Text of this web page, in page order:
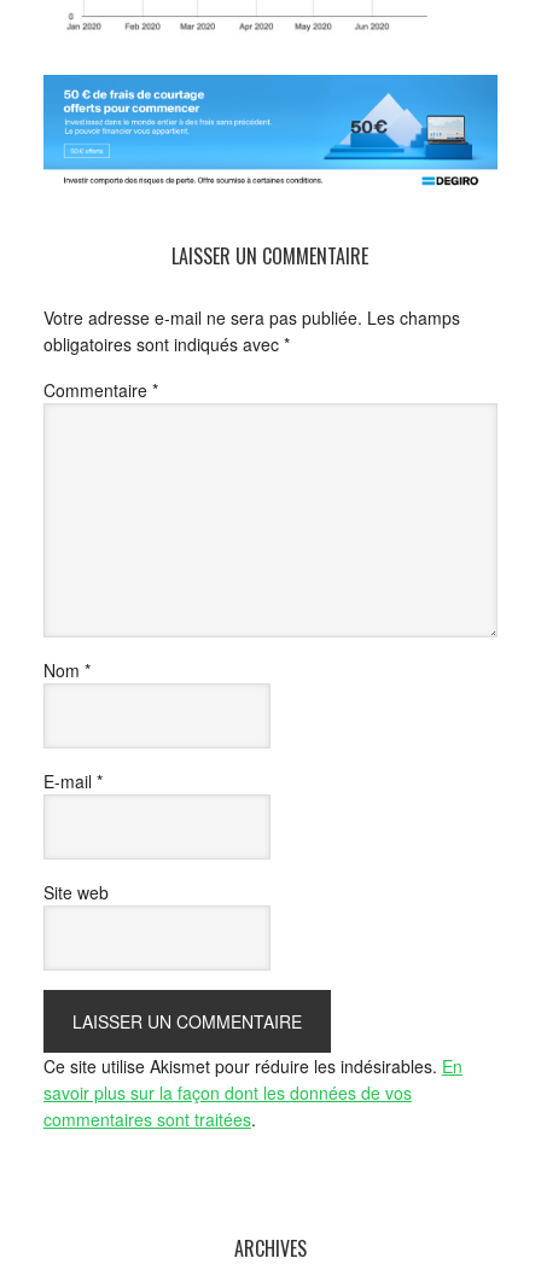
LAISSER UN COMMENTAIRE
Votre adresse e-mail ne sera pas publiée. Les champs
obligatoires sont indiqués avec *
Commentaire *
Nom *
E-mail *
Site web
Ce site utilise Akismet pour réduire les indésirables. En
savoir plus sur la façon dont les données de vos
commentaires sont traitées.
ARCHIVES